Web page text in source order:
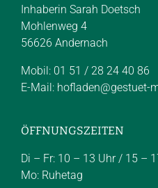
Inhaberin Sarah Doetsch
Mohlenweg 4
56626 Andernach
Mobil: 01 51 / 28 24 40 86
E-Mail: hofladen@gestuet-
ÖFFNUNGSZEITEN
Di – Fr: 10 – 13 Uhr / 15 –
Mo: Ruhetag